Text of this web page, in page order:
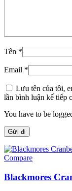
Tên *
Email *
Lưu tên của tôi,
lần bình luận kế tiếp
You have to be
Compare
Blackmores